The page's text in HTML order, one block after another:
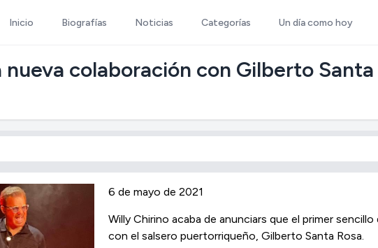
Inicio Biografías Noticias Categorías Un día como hoy
colaboración con Gilberto Santa
6 de mayo de 2021
Willy Chirino acaba de anunciars que el primer
con el salsero puertorriqueño, Gilberto Santa Rosa.